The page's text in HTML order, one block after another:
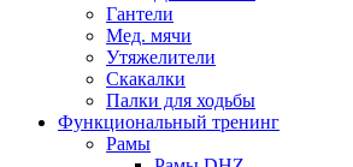
Гантели
Мед. мячи
Утяжелители
Скакалки
Палки для ходьбы
Функциональный тренинг
Рамы